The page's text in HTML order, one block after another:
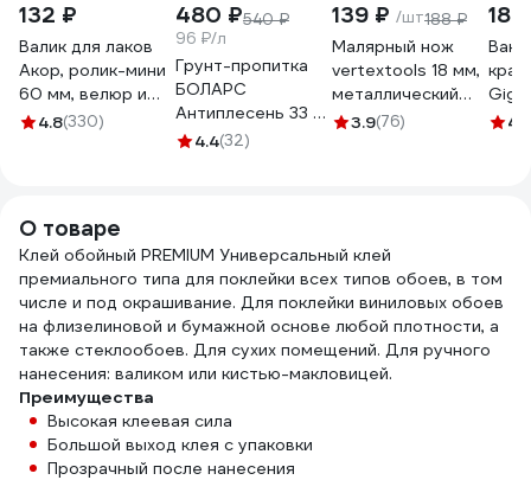
132 ₽
Валик для лаков
Акор, ролик-мини
60 мм, велюр и
шерсть 4 мм,
4.8(330)
480 ₽540 ₽
96 ₽/л
Грунт-пропитка
БОЛАРС
Антиплесень 33 5
кг 00000042437
4.4(32)
139 ₽ /шт188 ₽
Малярный нож
vertextools 18 мм,
металлический
0044-18-02
3.9(76)
4.6
О товаре
Клей обойный PREMIUM Универсальный клей
премиального типа для поклейки всех типов обоев, в том
числе и под окрашивание. Для поклейки виниловых обоев
на флизелиновой и бумажной основе любой плотности, а
также стеклообоев. Для сухих помещений. Для ручного
нанесения: валиком или кистью-макловицей.
Преимущества
Высокая клеевая сила
Большой выход клея с упаковки
Прозрачный после нанесения